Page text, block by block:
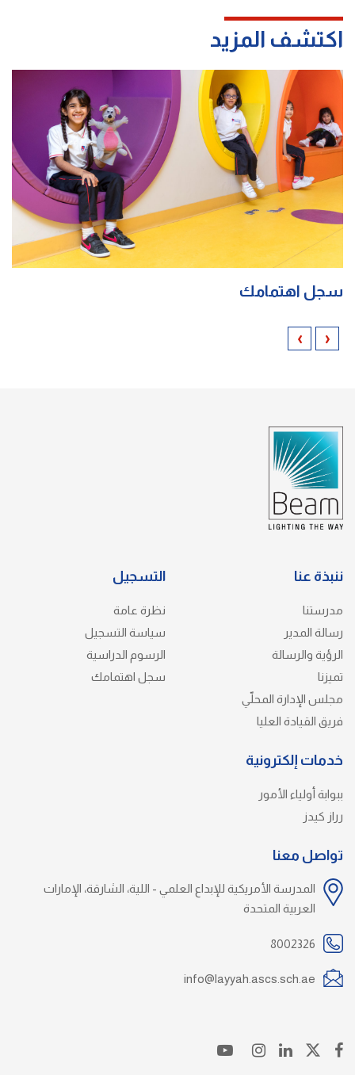
اكتشف المزيد
سجل اهتمامك
‹
›
ننبذة عنا
مدرستنا
رسالة المدير
الرؤية والرسالة
تميزنا
مجلس الإدارة المحلّي
فريق القيادة العليا
التسجيل
نظرة عامة
سياسة التسجيل
الرسوم الدراسية
سجل اهتمامك
خدمات إلكترونية
ببوابة أولياء الأمور
رراز كيدز
تواصل معنا
المدرسة الأمريكية للإبداع العلمي - اللية، الشارقة، الإمارات
العربية المتحدة
8002326
info@layyah.ascs.sch.ae